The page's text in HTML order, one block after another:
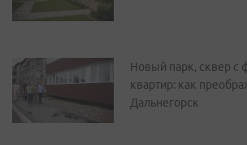
Новый парк, сквер с
квартир: как
Дальнегорск